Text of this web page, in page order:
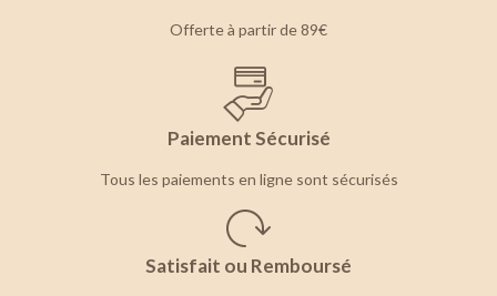
Offerte à partir de 89€
Paiement Sécurisé
Tous les paiements en ligne sont sécurisés
Satisfait ou Remboursé